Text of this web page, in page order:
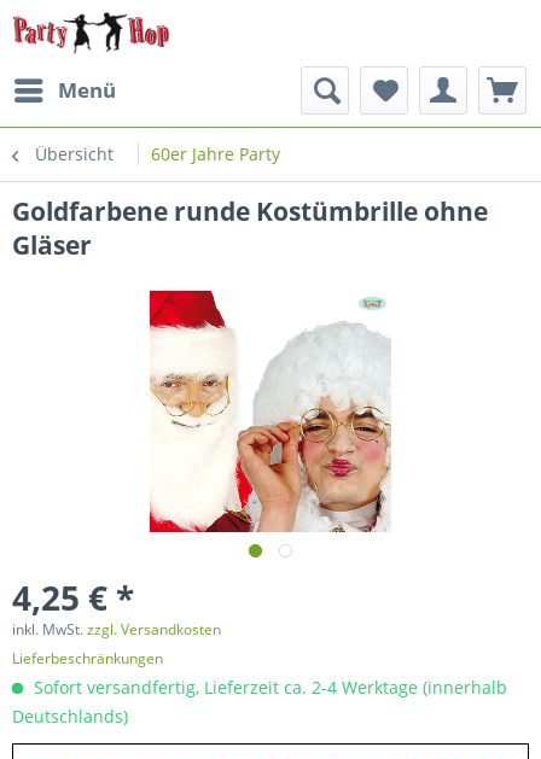
Menü
Übersicht 60er Jahre Party
Goldfarbene runde Kostümbrille ohne
Gläser
4,25 € *
inkl. MwSt.zzgl. Versandkosten
Lieferbeschränkungen
Sofort versandfertig, Lieferzeit ca. 2-4 Werktage (innerhalb
Deutschlands)